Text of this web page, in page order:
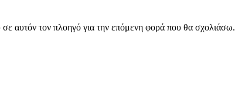
αυτόν τον πλοηγό για την επόμενη φορά που θα σχολιάσω.